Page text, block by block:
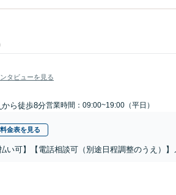
タビューを見る
から徒歩8分営業時間：09:00~19:00（平日）
料金表を見る
い可】【電話相談可（別途日程調整のうえ）